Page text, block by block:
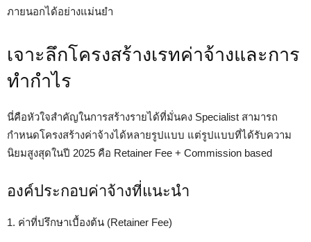
ภายนอกได้อย่างแม่นยำ
เจาะลึกโครงสร้างเรทค่าจ้างและการ
ทำกำไร
นี่คือหัวใจสำคัญในการสร้างรายได้ที่มั่นคง Specialist สามารถ
กำหนดโครงสร้างค่าจ้างได้หลายรูปแบบ แต่รูปแบบที่ได้รับความ
นิยมสูงสุดในปี 2025 คือ Retainer Fee + Commission based
องค์ประกอบค่าจ้างที่แนะนำ
1. ค่าที่ปรึกษาเบื้องต้น (Retainer Fee)